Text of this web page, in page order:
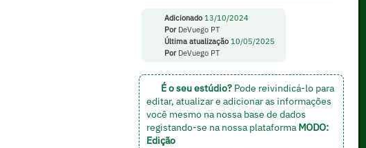
Adicionado 13/10/2024
PorDeVuego PT
Última atualização 10/05/2025
PorDeVuego PT
É o seu estúdio?Pode reivindicá-lo para
editar, atualizar e adicionar as informações
você mesmo na nossa base de dados
registando-se na nossa plataforma MODO:
Edição